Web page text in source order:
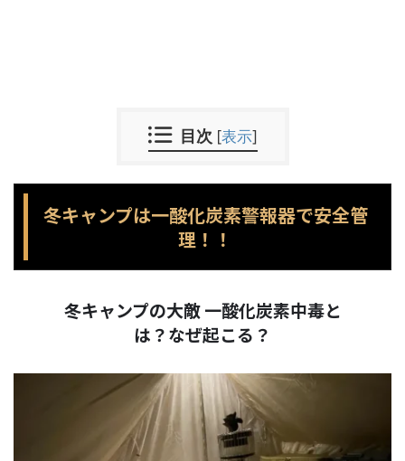
目次 [表示]
冬キャンプは一酸化炭素警報器で安全管
理！！
冬キャンプの大敵 一酸化炭素中毒と
は？なぜ起こる？